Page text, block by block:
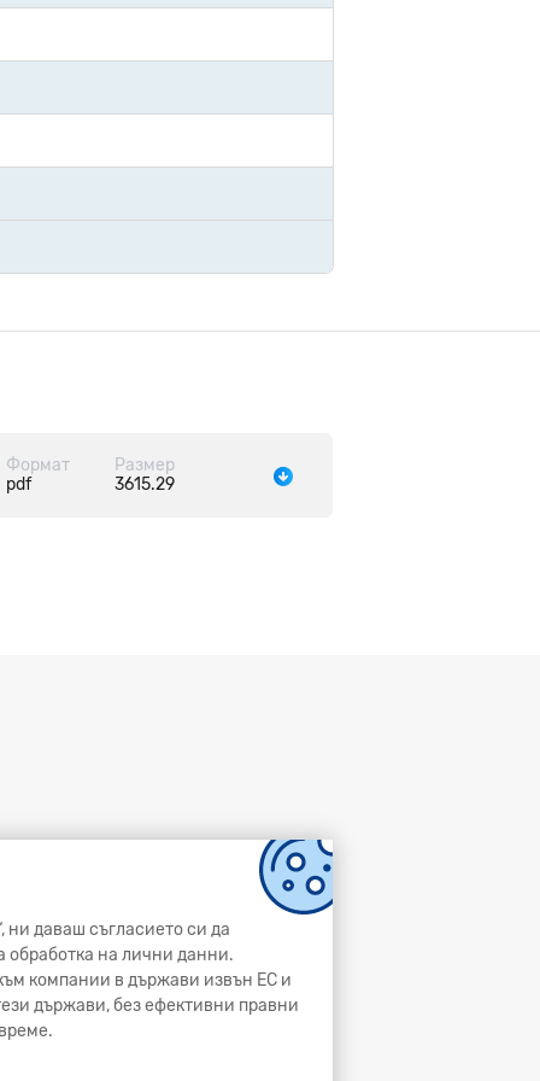
ни даваш съгласието си да
обработка на лични данни.
компании в държави извън ЕС и
държави, без ефективни правни
Формат
pdf
Размер
3615.29